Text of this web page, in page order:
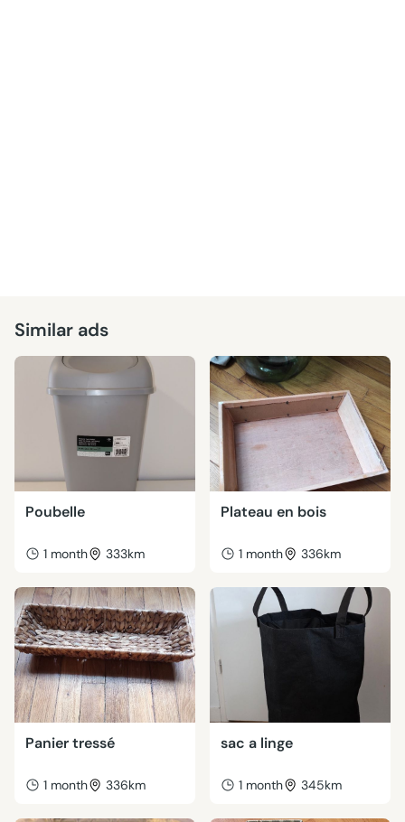
Similar ads
Poubelle
1 month 333km
Plateau en bois
1 month 336km
Panier tressé
1 month 336km
sac a linge
1 month 345km